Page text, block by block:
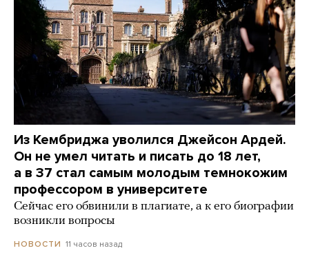
Из Кембриджа уволился Джейсон Ардей.
Он не умел читать и писать до 18 лет,
а в 37 стал самым молодым темнокожим
профессором в университете
Сейчас его обвинили в плагиате, а к его биографии
возникли вопросы
НОВОСТИ 11 часов назад